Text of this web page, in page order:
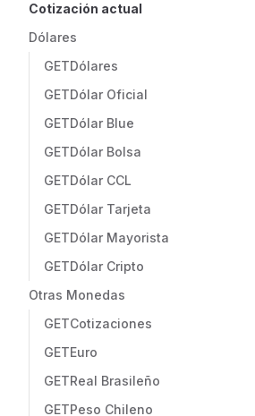
Cotización actual
Dólares
GETDólares
GETDólar Oficial
GETDólar Blue
GETDólar Bolsa
GETDólar CCL
GETDólar Tarjeta
GETDólar Mayorista
GETDólar Cripto
Otras Monedas
GETCotizaciones
GETEuro
GETReal Brasileño
GETPeso Chileno